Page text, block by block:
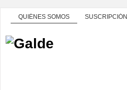
QUIÉNES SOMOS SUSCRIPCIÓN